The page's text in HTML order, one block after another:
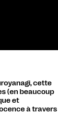
cette
(en beaucoup
et
à travers